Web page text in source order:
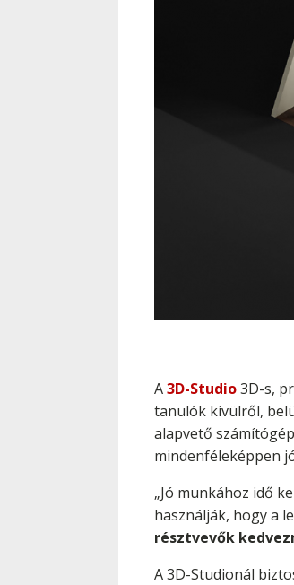
A3D-Studio3D-s,
tanulók kívülről,
alapvető
mindenféleképpen
„Jó munkához idő
használják, hogy a
résztvevők
A 3D-Studionál